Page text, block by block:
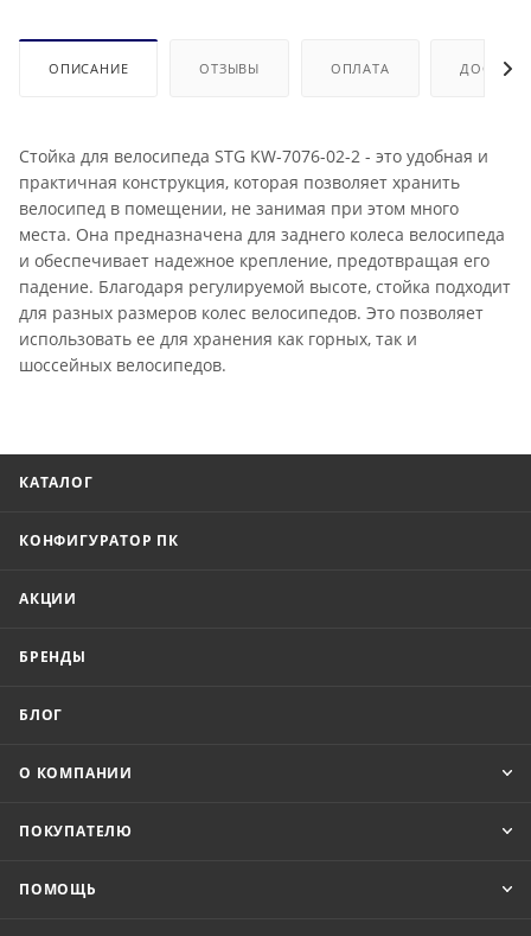
ОПИСАНИЕ ОТЗЫВЫ ОПЛАТА
Стойка для велосипеда STG KW-7076-02-2 - это удобная и
практичная конструкция, которая позволяет хранить
велосипед в помещении, не занимая при этом много
места. Она предназначена для заднего колеса велосипеда
и обеспечивает надежное крепление, предотвращая его
падение. Благодаря регулируемой высоте, стойка подходит
для разных размеров колес велосипедов. Это позволяет
использовать ее для хранения как горных, так и
шоссейных велосипедов.
КАТАЛОГ
КОНФИГУРАТОР ПК
АКЦИИ
БРЕНДЫ
БЛОГ
О КОМПАНИИ
ПОКУПАТЕЛЮ
ПОМОЩЬ